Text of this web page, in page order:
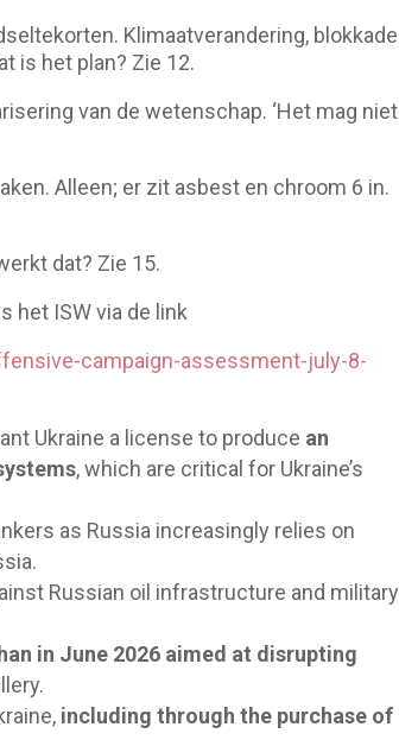
Klimaatverandering, blokkade
is het plan? Zie 12.
van de wetenschap. ‘Het mag niet
Alleen; er zit asbest en chroom 6 in.
dat? Zie 15.
het ISW via de link
campaign-assessment-july-8-
Ukraine a license to produce an
, which are critical for Ukraine’s
as Russia increasingly relies on
Russian oil infrastructure and military
in June 2026 aimed at disrupting
including through the purchase of